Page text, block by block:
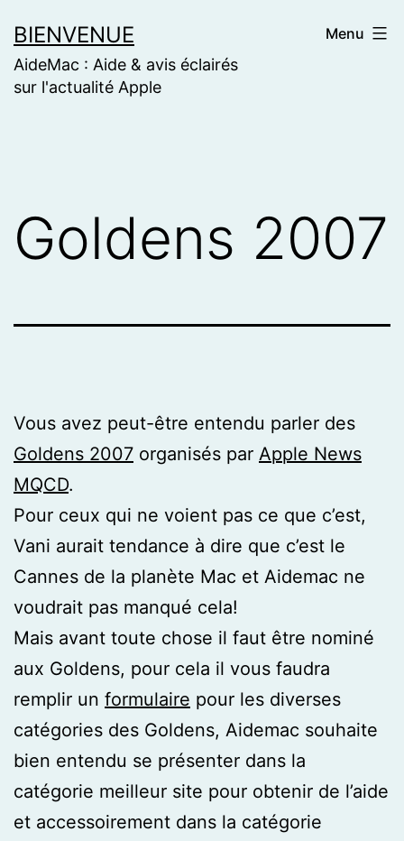
to
content
BIENVENUE
AideMac : Aide & avis éclairés
sur l'actualité Apple
Menu
Goldens 2007
Vous avez peut-être entendu parler des
Goldens 2007 organisés par Apple News
MQCD.
Pour ceux qui ne voient pas ce que c’est,
Vani aurait tendance à dire que c’est le
Cannes de la planète Mac et Aidemac ne
voudrait pas manqué cela!
Mais avant toute chose il faut être nominé
aux Goldens, pour cela il vous faudra
remplir un formulaire pour les diverses
catégories des Goldens, Aidemac souhaite
bien entendu se présenter dans la
catégorie meilleur site pour obtenir de l’aide
et accessoirement dans la catégorie